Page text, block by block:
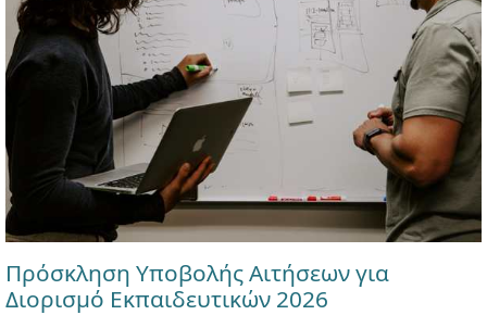
Πρόσκληση Υποβολής Αιτήσεων για
Διορισμό Εκπαιδευτικών 2026